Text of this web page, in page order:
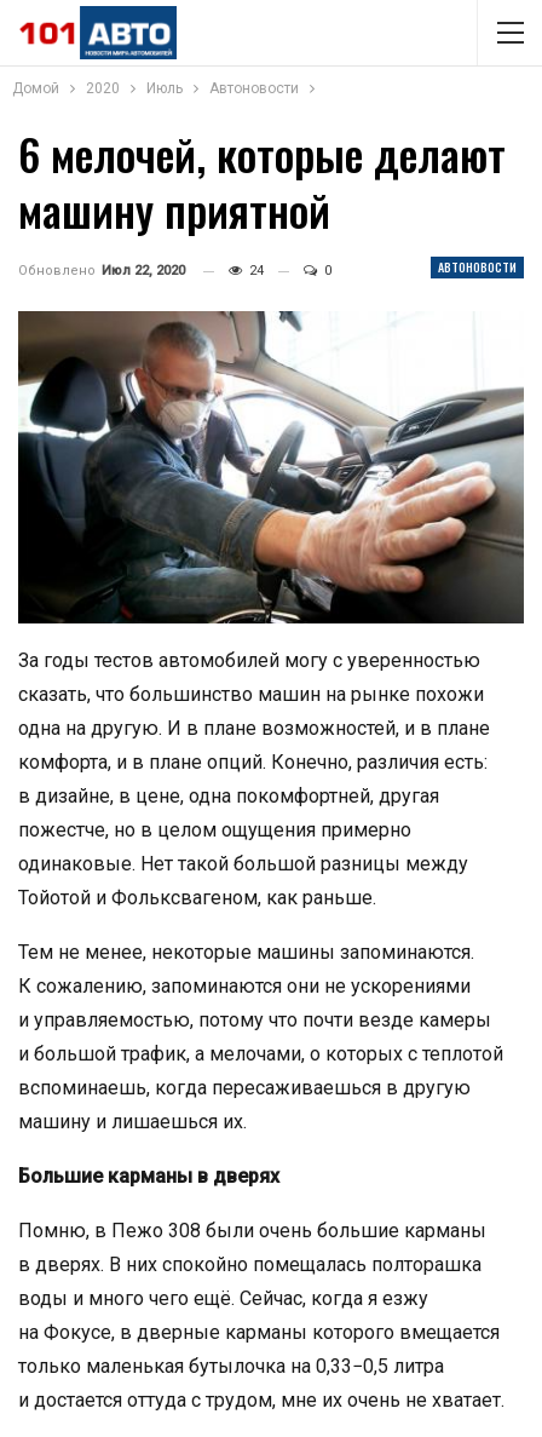
Домой 2020 Июль Автоновости
6 мелочей, которые делают
машину приятной
АВТОНОВОСТИ
Обновлено Июл 22, 2020 24 0
За годы тестов автомобилей могу с уверенностью
сказать, что большинство машин на рынке похожи
одна на другую. И в плане возможностей, и в плане
комфорта, и в плане опций. Конечно, различия есть:
в дизайне, в цене, одна покомфортней, другая
пожестче, но в целом ощущения примерно
одинаковые. Нет такой большой разницы между
Тойотой и Фольксвагеном, как раньше.
Тем не менее, некоторые машины запоминаются.
К сожалению, запоминаются они не ускорениями
и управляемостью, потому что почти везде камеры
и большой трафик, а мелочами, о которых с теплотой
вспоминаешь, когда пересаживаешься в другую
машину и лишаешься их.
Большие карманы в дверях
Помню, в Пежо 308 были очень большие карманы
в дверях. В них спокойно помещалась полторашка
воды и много чего ещё. Сейчас, когда я езжу
на Фокусе, в дверные карманы которого вмещается
только маленькая бутылочка на 0,33−0,5 литра
и достается оттуда с трудом, мне их очень не хватает.